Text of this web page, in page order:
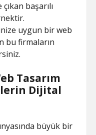
başarılı
uygun bir web
bu firmaların
Tasarım
Dijital
büyük bir